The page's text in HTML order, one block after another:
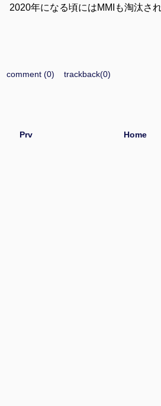
2020年になる頃にはMMIも淘汰さ
comment (0) trackback(0)
Prv Home